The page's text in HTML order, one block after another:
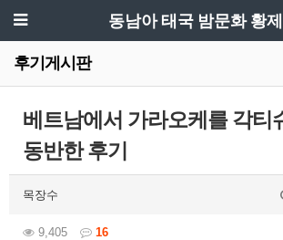
동남아 태국 밤문화 황
후기게시판
베트남에서 가라오케를 각티
동반한 후기
목장수
9,405 16